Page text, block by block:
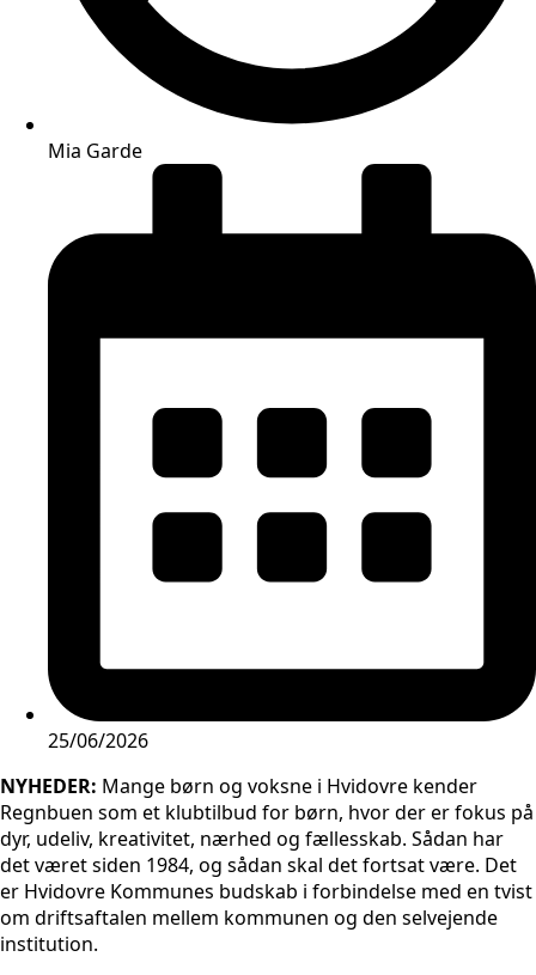
Mia Garde
25/06/2026
NYHEDER: Mange børn og voksne i Hvidovre kender
Regnbuen som et klubtilbud for børn, hvor der er fokus på
dyr, udeliv, kreativitet, nærhed og fællesskab. Sådan har
det været siden 1984, og sådan skal det fortsat være. Det
er Hvidovre Kommunes budskab i forbindelse med en tvist
om driftsaftalen mellem kommunen og den selvejende
institution.